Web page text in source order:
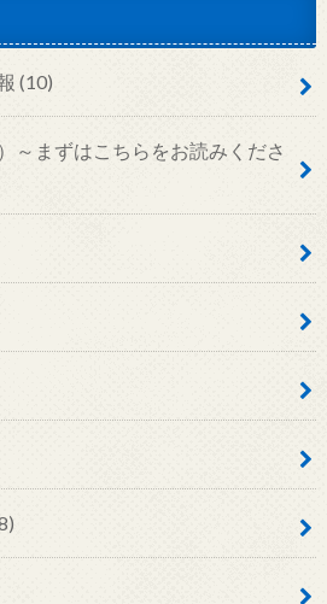
(10)
～まずはこちらをお読みくださ